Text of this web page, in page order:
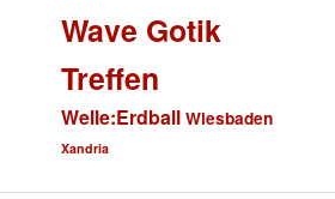
Wave Gotik
Treffen
Welle:Erdball Wiesbaden
Xandria